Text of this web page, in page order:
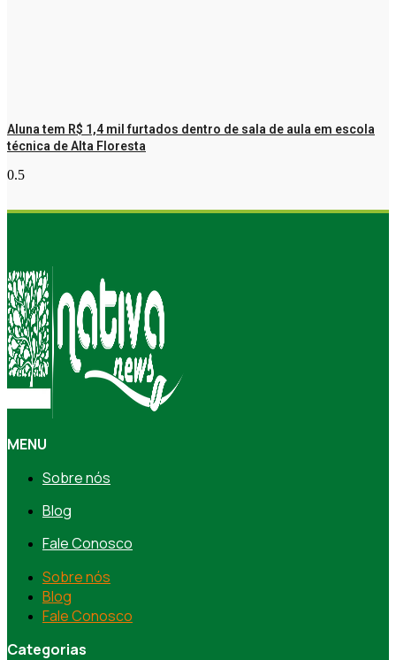
Aluna tem R$ 1,4 mil furtados dentro de sala de aula em escola
técnica de Alta Floresta
MENU
Sobre nós
Blog
Fale Conosco
Sobre nós
Blog
Fale Conosco
Categorias